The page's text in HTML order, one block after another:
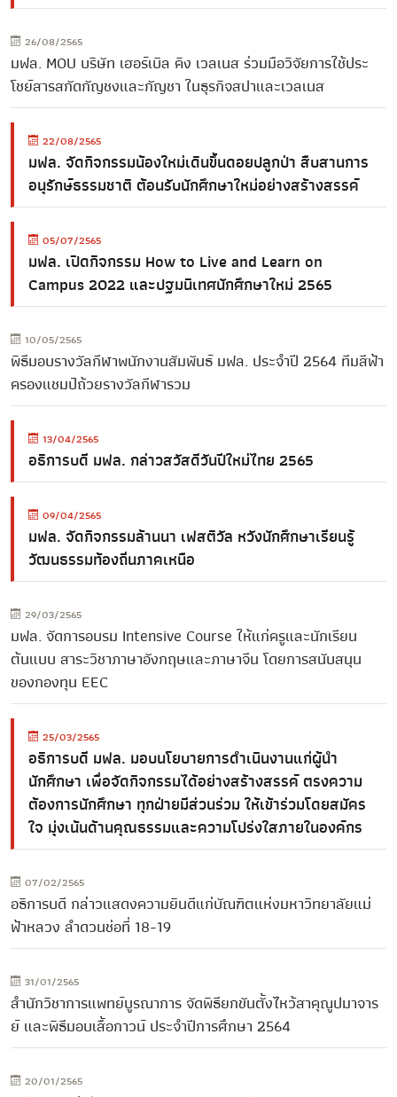
26/08/2565
มฟล. MOU บริษัท เฮอร์เบิล คิง เวลเนส ร่วมมือวิจัยการใช้ประ
โชย์สารสกัดกัญชงและกัญชา ในธุรกิจสปาและเวลเนส
22/08/2565
มฟล. จัดกิจกรรมน้องใหม่เดินขึ้นดอยปลูกป่า สืบสานการ
อนุรักษ์ธรรมชาติ ต้อนรับนักศึกษาใหม่อย่างสร้างสรรค์
05/07/2565
มฟล. เปิดกิจกรรม How to Live and Learn on
Campus 2022 และปฐมนิเทศนักศึกษาใหม่ 2565
10/05/2565
พิธีมอบรางวัลกีฬาพนักงานสัมพันธ์ มฟล. ประจำปี 2564 ทีมสีฟ้า
ครองแชมป์ถ้วยรางวัลกีฬารวม
13/04/2565
อธิการบดี มฟล. กล่าวสวัสดีวันปีใหม่ไทย 2565
09/04/2565
มฟล. จัดกิจกรรมล้านนา เฟสติวัล หวังนักศึกษาเรียนรู้
วัฒนธรรมท้องถิ่นภาคเหนือ
29/03/2565
มฟล. จัดการอบรม Intensive Course ให้แก่ครูและนักเรียน
ต้นแบบ สาระวิชาภาษาอังกฤษและภาษาจีน โดยการสนับสนุน
ของกองทุน EEC
25/03/2565
อธิการบดี มฟล. มอบนโยบายการดำเนินงานแก่ผู้นำ
นักศึกษา เพื่อจัดกิจกรรมได้อย่างสร้างสรรค์ ตรงความ
ต้องการนักศึกษา ทุกฝ่ายมีส่วนร่วม ให้เข้าร่วมโดยสมัคร
ใจ มุ่งเน้นด้านคุณธรรมและความโปร่งใสภายในองค์กร
07/02/2565
อธิการบดี กล่าวแสดงความยินดีแก่บัณฑิตแห่งมหาวิทยาลัยแม่
ฟ้าหลวง ลำดวนช่อที่ 18-19
31/01/2565
สำนักวิชาการแพทย์บูรณาการ จัดพิธียกขันตั้งไหว้สาคุณูปมาจาร
ย์ และพิธีมอบเสื้อกาวน์ ประจำปีการศึกษา 2564
20/01/2565